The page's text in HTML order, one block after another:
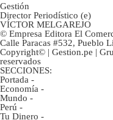
Gestión
Director Periodístico (e)
VÍCTOR MELGAREJO
© Empresa Editora El
Calle Paracas #532, Pueblo
Copyright© | Gestion.pe |
reservados
SECCIONES:
Portada -
Economía -
Mundo -
Perú -
Tu Dinero -